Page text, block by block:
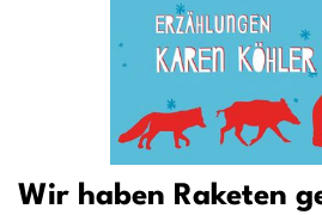
Wir haben Raketen